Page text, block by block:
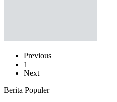
Previous
1
Next
Berita Populer